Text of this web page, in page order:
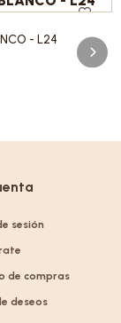
- L24
sesión
de compras
deseos